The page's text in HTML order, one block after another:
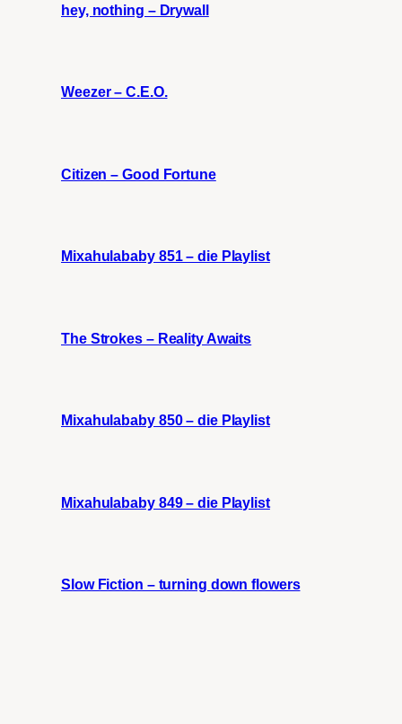
hey, nothing – Drywall
Weezer – C.E.O.
Citizen – Good Fortune
Mixahulababy 851 – die Playlist
The Strokes – Reality Awaits
Mixahulababy 850 – die Playlist
Mixahulababy 849 – die Playlist
Slow Fiction – turning down flowers